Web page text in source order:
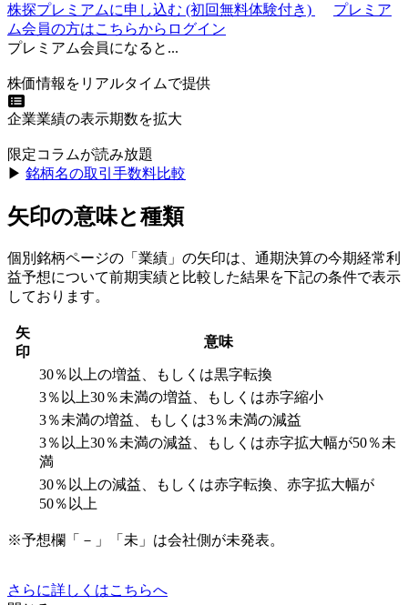
株探プレミアムに申し込む (初回無料体験付き)
プレミア
ム会員の方はこちらからログイン
プレミアム会員になると...
株価情報をリアルタイムで提供
企業業績の表示期数を拡大
限定コラムが読み放題
▶︎ 銘柄名の取引手数料比較
矢印の意味と種類
個別銘柄ページの「業績」の矢印は、通期決算の今期経常利
益予想について前期実績と比較した結果を下記の条件で表示
しております。
矢
印
意味
30％以上の増益、もしくは黒字転換
3％以上30％未満の増益、もしくは赤字縮小
3％未満の増益、もしくは3％未満の減益
3％以上30％未満の減益、もしくは赤字拡大幅が50％未
満
30％以上の減益、もしくは赤字転換、赤字拡大幅が
50％以上
※予想欄「－」「未」は会社側が未発表。
さらに詳しくはこちらへ